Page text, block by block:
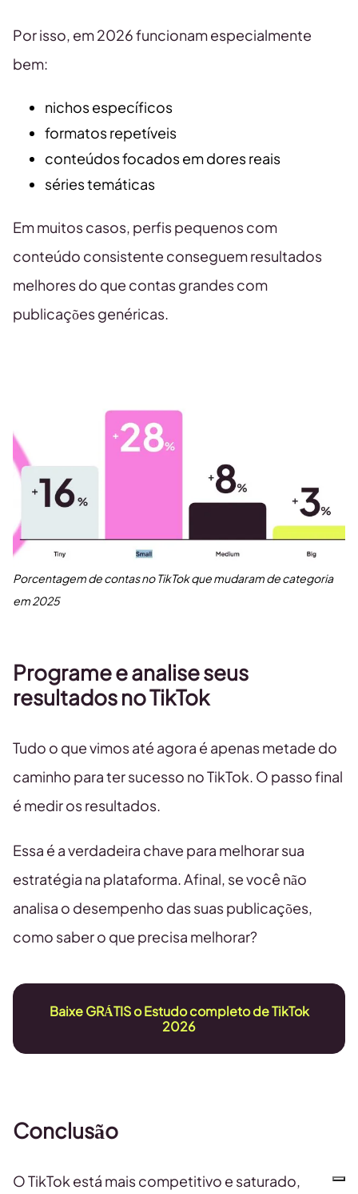
Por isso, em 2026 funcionam especialmente
bem:
nichos específicos
formatos repetíveis
conteúdos focados em dores reais
séries temáticas
Em muitos casos, perfis pequenos com
conteúdo consistente conseguem resultados
melhores do que contas grandes com
publicações genéricas.
Porcentagem de contas no TikTok que mudaram de categoria
em 2025
Programe e analise seus
resultados no TikTok
Tudo o que vimos até agora é apenas metade do
caminho para ter sucesso no TikTok. O passo final
é medir os resultados.
Essa é a verdadeira chave para melhorar sua
estratégia na plataforma. Afinal, se você não
analisa o desempenho das suas publicações,
como saber o que precisa melhorar?
Baixe GRÁTIS o Estudo completo de TikTok
2026
Conclusão
O TikTok está mais competitivo e saturado,